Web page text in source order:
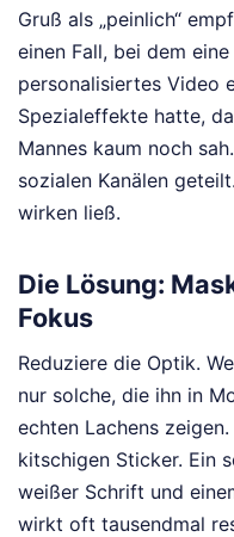
Gruß als „peinlich“
einen Fall, bei dem
personalisiertes Video
Spezialeffekte hatte,
Mannes kaum noch
sozialen Kanälen
wirken ließ.
Die Lösung:
Fokus
Reduziere die Optik.
nur solche, die ihn in
echten Lachens
kitschigen Sticker. Ein
weißer Schrift und
wirkt oft tausendmal